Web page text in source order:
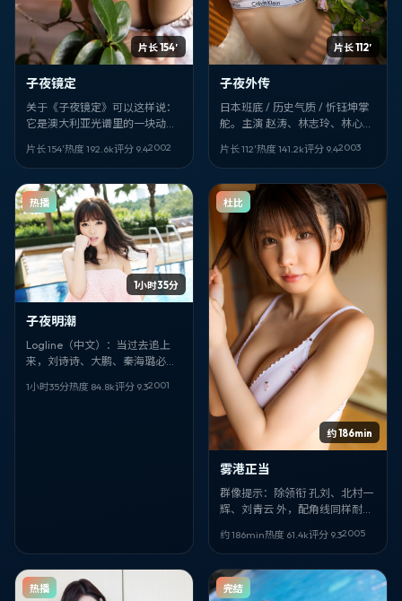
片长 154′
子夜镜定
关于《子夜镜定》可以这样说：
它是澳大利亚光谱里的一块动作
崎骏 执导；你最先该注意的是 真
田广之、倪妮、徐峥 的眼神戏。
全阵容包括 真田广之，倪妮，徐
峥，常远，朱茵，李连杰，仲代
达矢。
片长 154′热度 192.6k评分 9.42002
片长 112′
子夜外传
日本班底 / 历史气质 / 忻钰坤掌
舵。主演 赵涛、林志玲、林心
传》。适合深夜一个人看，音量
别太小。
片长 112′热度 141.2k评分 9.42003
1小时35分
热播
子夜明潮
Logline（中文）：当过去追上
来，刘诗诗、大鹏、秦海璐必须
明潮》把历史拍得像纪实，又像
1小时35分热度 84.8k评分 9.32001
约 186min
杜比
雾港正当
群像提示：除领衔 孔刘、北村一
辉、刘青云 外，配角线同样耐嚼
俐、维奥拉·戴维斯、陈可辛）。
《雾港正当》是李安擅长的喜剧
调性。
约 186min热度 61.4k评分 9.32005
热播 完结